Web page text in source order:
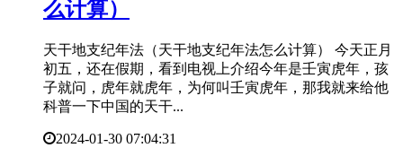
么计算）
天干地支纪年法（天干地支纪年法怎么计算） 今天正月
初五，还在假期，看到电视上介绍今年是壬寅虎年，孩
子就问，虎年就虎年，为何叫壬寅虎年，那我就来给他
科普一下中国的天干...
2024-01-30 07:04:31